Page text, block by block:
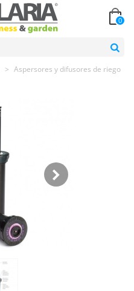
0
> Aspersores y difusores de riego